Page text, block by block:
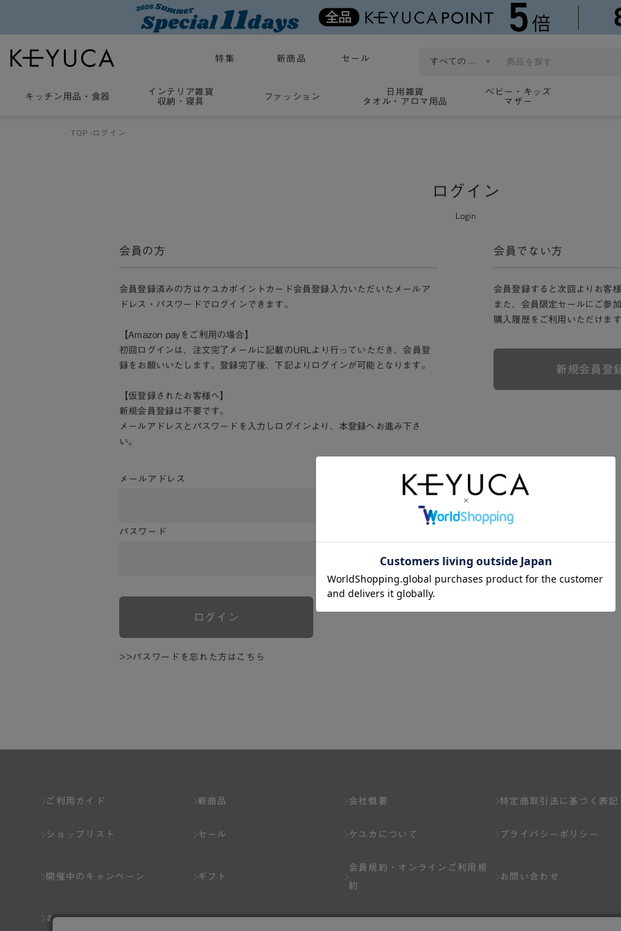
特集 新商品 セール
キッチン用品 ・ 食器
インテリア雑貨
収納・寝具
ファッション
日用雑貨
タオル・アロマ用品
ベビー・キッズ
マザー
TOP ログイン
ログイン
Login
会員の方
会員登録済みの方はケユカポイントカード会員登録入力いただいたメールア
ドレス・パスワードでログインできます。
【Amazon payをご利用の場合】
初回ログインは、注文完了メールに記載のURLより行っていただき、会員登
録をお願いいたします。登録完了後、下記よりログインが可能となります。
【仮登録されたお客様へ】
新規会員登録は不要です。
メールアドレスとパスワードを入力しログインより、本登録へお進み下さ
い。
メールアドレス
パスワード
ログイン
>>パスワードを忘れた方はこちら
会員でない方
会員登録すると次回よりお客
また、会員限定セールにご参
購入履歴をご利用いただけま
新規会員登
ご利用ガイド
ショップリスト
開催中のキャンペーン
おすすめ特集
新商品
セール
ギフト
スタッフ募集
会社概要
ケユカについて
会員規約・
オンラインご利用規
約
Q&A
特定商取引法に基づく表記
プライバシーポリシー
お問い合わせ